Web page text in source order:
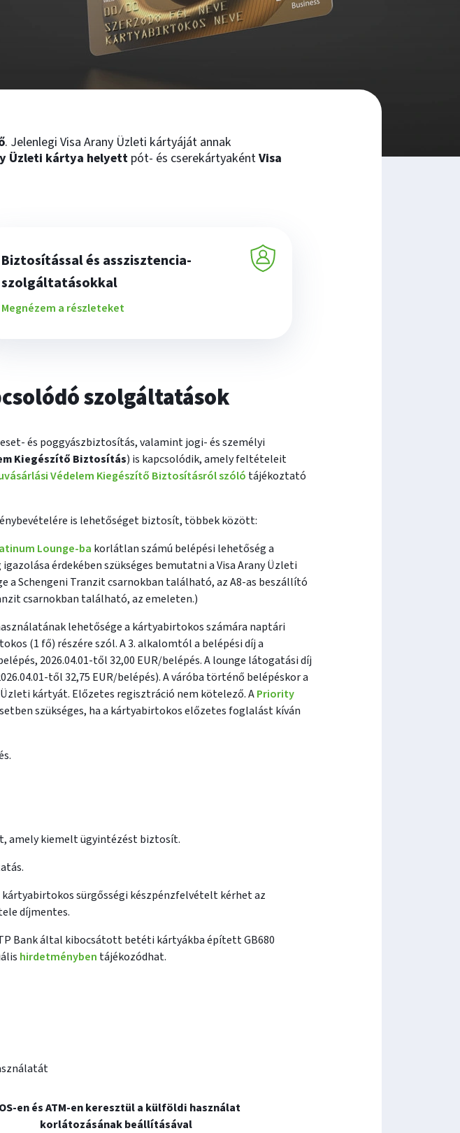
. Jelenlegi Visa Arany Üzleti kártyáját annak
Üzleti kártya helyett pót- és cserekártyakéntVisa
Biztosítással és asszisztencia-
szolgáltatásokkal
Megnézem a részleteket
szolgáltatások
és poggyászbiztosítás, valamint jogi- és személyi
Kiegészítő Biztosítás) is kapcsolódik, amely feltételeit
Védelem Kiegészítő Biztosításról szóló tájékoztató
is lehetőséget biztosít, többek között:
Lounge-ba korlátlan számú belépési lehetőség a
érdekében szükséges bemutatni a Visa Arany Üzleti
a Schengeni Tranzit csarnokban található, az A8-as beszállító
csarnokban található, az emeleten.)
lehetősége a kártyabirtokos számára naptári
(1 fő) részére szól. A 3. alkalomtól a belépési díj a
2026.04.01-től 32,00 EUR/belépés. A lounge látogatási díj
től 32,75 EUR/belépés). A váróba történő belépéskor a
kártyát. Előzetes regisztráció nem kötelező. APriority
szükséges, ha a kártyabirtokos előzetes foglalást kíván
amely kiemelt ügyintézést biztosít.
sürgősségi készpénzfelvételt kérhet az
díjmentes.
Bank által kibocsátott betéti kártyákba épített GB680
hirdetményben tájékozódhat.
en és ATM-en keresztül a külföldi használat
korlátozásának beállításával